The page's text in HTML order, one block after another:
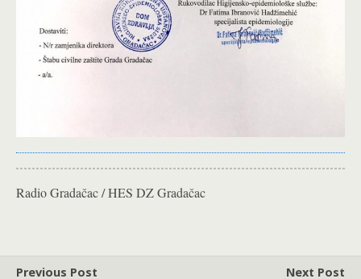
Radio Gradačac / HES DZ Gradačac
Previous Post Next Post